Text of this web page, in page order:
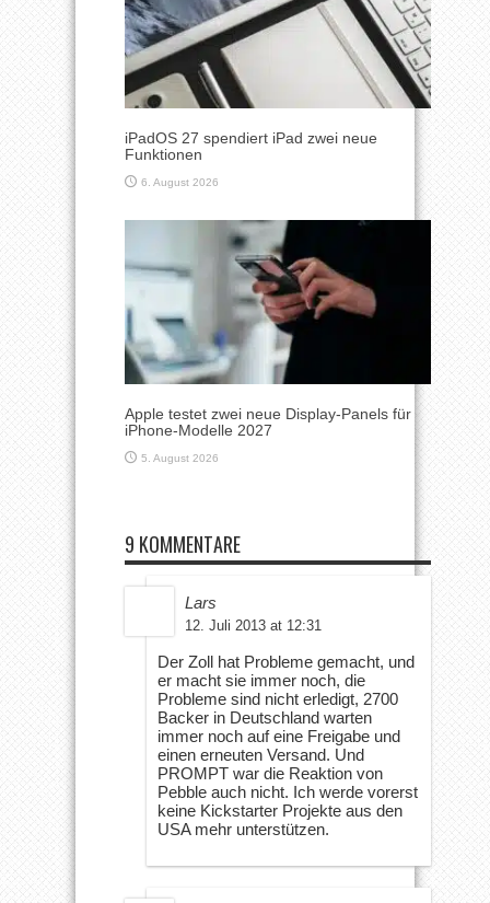
iPadOS 27 spendiert iPad zwei neue
Funktionen
6. August 2026
Apple testet zwei neue Display-Panels für
iPhone-Modelle 2027
5. August 2026
9 KOMMENTARE
Lars
12. Juli 2013 at 12:31
Der Zoll hat Probleme gemacht, und
er macht sie immer noch, die
Probleme sind nicht erledigt, 2700
Backer in Deutschland warten
immer noch auf eine Freigabe und
einen erneuten Versand. Und
PROMPT war die Reaktion von
Pebble auch nicht. Ich werde vorerst
keine Kickstarter Projekte aus den
USA mehr unterstützen.